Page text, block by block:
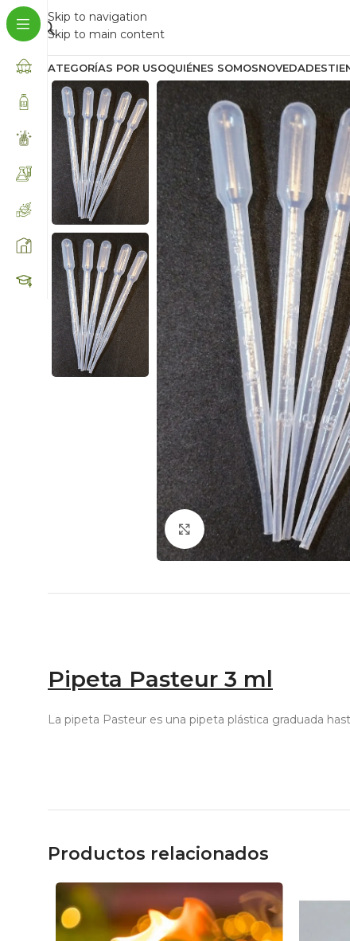
Skip to navigation
Skip to main content
CATEGORÍAS POR USOQUIÉNES SOMOSNOVEDADES
Click to enlarge
Pipeta Pasteur 3 ml
La pipeta Pasteur es una pipeta plástica graduada
Productos relacionados